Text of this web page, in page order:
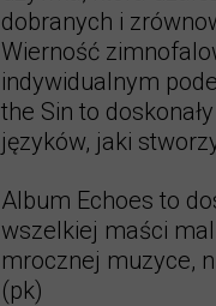
dobranych i
Wierność
indywidualnym
the Sin to
języków, jaki
Album Echoes to
wszelkiej maści
mrocznej muzyce,
(pk)